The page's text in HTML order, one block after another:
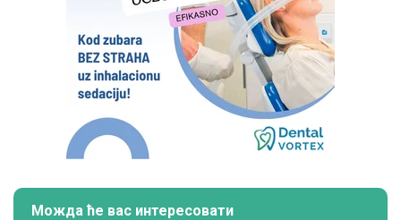
Можда ће вас интересовати